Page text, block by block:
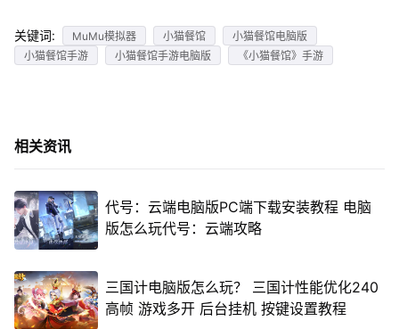
关键词: MuMu模拟器 小猫餐馆
小猫餐馆电脑版
小猫餐馆手游
小猫餐馆手游电脑版 《小猫餐馆》手游
相关资讯
代号：云端电脑版PC端下载安装教程 电脑
版怎么玩代号：云端攻略
三国计电脑版怎么玩？ 三国计性能优化240
高帧 游戏多开 后台挂机 按键设置教程